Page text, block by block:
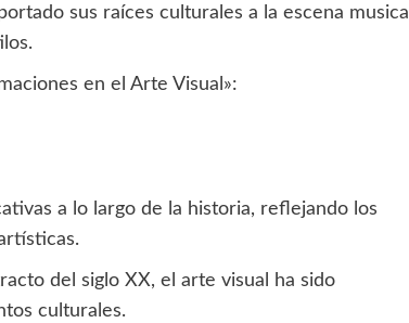
sus raíces culturales a la escena musical
en el Arte Visual»:
a lo largo de la historia, reflejando los
del siglo XX, el arte visual ha sido
culturales.